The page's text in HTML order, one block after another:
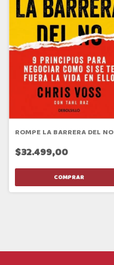
ROMPE LA BARRERA DEL NO
$32.499,00